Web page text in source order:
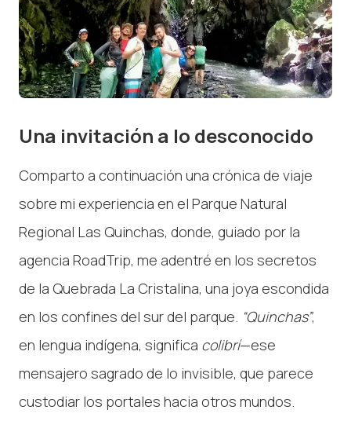
Una invitación a lo desconocido
Comparto a continuación una crónica de viaje
sobre mi experiencia en el Parque Natural
Regional Las Quinchas, donde, guiado por la
agencia RoadTrip, me adentré en los secretos
de la Quebrada La Cristalina, una joya escondida
en los confines del sur del parque. “Quinchas”,
en lengua indígena, significa colibrí—ese
mensajero sagrado de lo invisible, que parece
custodiar los portales hacia otros mundos.